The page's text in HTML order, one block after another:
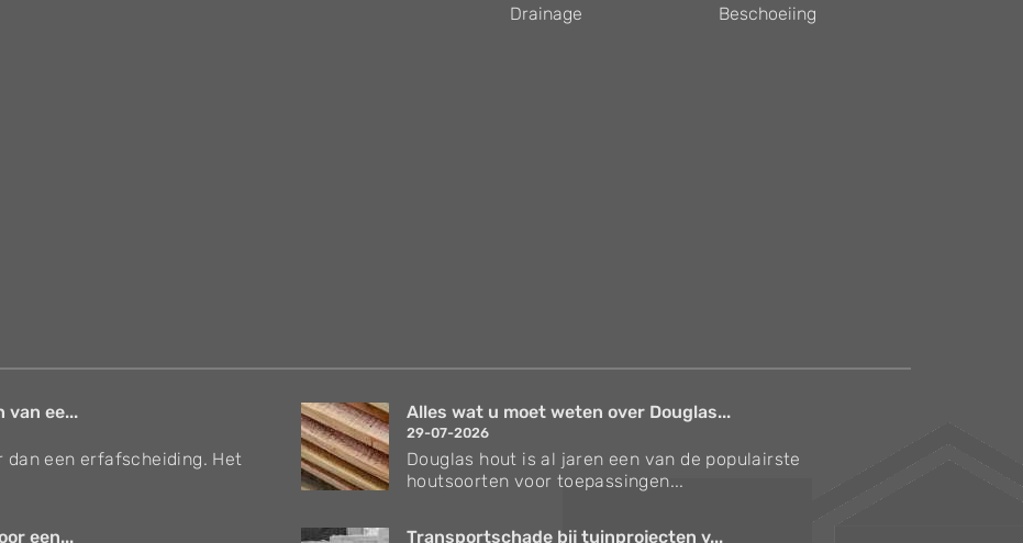
Drainage
Beschoeiing
van ee...
dan een erfafscheiding. Het
Alles wat u moet weten over Douglas...
29-07-2026
Douglas hout is al jaren een van de populairste
houtsoorten voor toepassingen...
een... Transportschade bij tuinprojecten v...